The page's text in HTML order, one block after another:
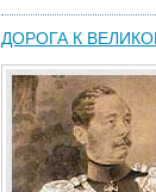
ДОРОГА К